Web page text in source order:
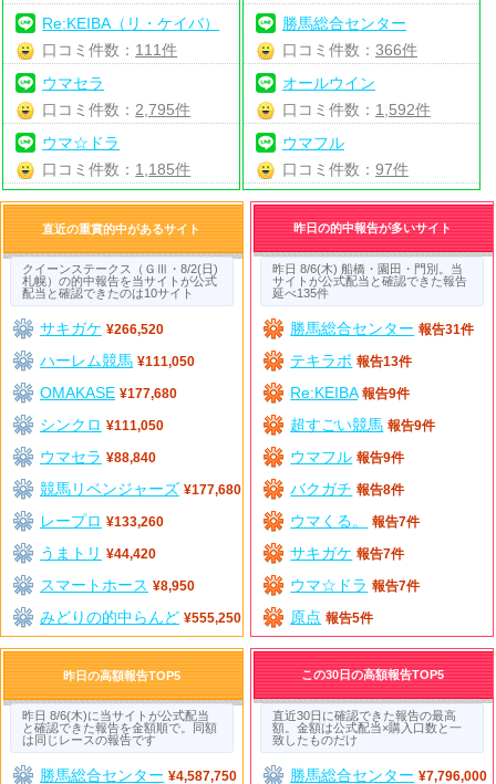
Re:KEIBA（リ・ケイバ）
口コミ件数： 111件
ウマセラ
口コミ件数： 2,795件
ウマ☆ドラ
口コミ件数： 1,185件
勝馬総合センター
口コミ件数： 366件
オールウイン
口コミ件数： 1,592件
ウマフル
口コミ件数： 97件
直近の重賞的中があるサイト
クイーンステークス（ＧⅢ・8/2(日)
札幌）の的中報告を当サイトが公式
配当と確認できたのは10サイト
サキガケ ¥266,520
ハーレム競馬 ¥111,050
OMAKASE ¥177,680
シンクロ ¥111,050
ウマセラ ¥88,840
競馬リベンジャーズ ¥177,680
レープロ ¥133,260
うまトリ ¥44,420
スマートホース ¥8,950
みどりの的中らんど ¥555,250
昨日の的中報告が多いサイト
昨日 8/6(木) 船橋・園田・門別。当
サイトが公式配当と確認できた報告
延べ135件
勝馬総合センター 報告31件
テキラボ 報告13件
Re:KEIBA 報告9件
超すごい競馬 報告9件
ウマフル 報告9件
バクガチ 報告8件
ウマくる。 報告7件
サキガケ 報告7件
ウマ☆ドラ 報告7件
原点 報告5件
昨日の高額報告TOP5
昨日 8/6(木)に当サイトが公式配当
と確認できた報告を金額順で。同額
は同じレースの報告です
勝馬総合センター ¥4,587,750
この30日の高額報告TOP5
直近30日に確認できた報告の最高
額。金額は公式配当×購入口数と一
致したものだけ
勝馬総合センター ¥7,796,000